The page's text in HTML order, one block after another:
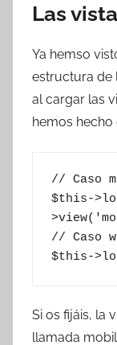
Las
Ya hemso
estructura de
al cargar las
hemos hecho
// Caso
$this-
// Caso
Si os fijáis, la
llamada